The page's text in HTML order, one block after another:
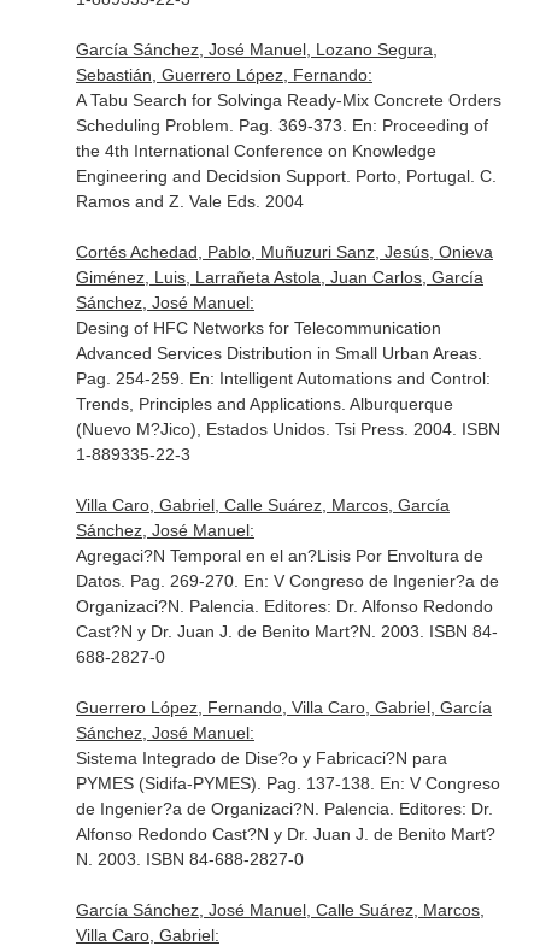
García Sánchez, José Manuel, Lozano Segura,
Sebastián, Guerrero López, Fernando:
A Tabu Search for Solvinga Ready-Mix Concrete Orders
Scheduling Problem. Pag. 369-373. En: Proceeding of
the 4th International Conference on Knowledge
Engineering and Decidsion Support. Porto, Portugal. C.
Ramos and Z. Vale Eds. 2004
Cortés Achedad, Pablo, Muñuzuri Sanz, Jesús, Onieva
Giménez, Luis, Larrañeta Astola, Juan Carlos, García
Sánchez, José Manuel:
Desing of HFC Networks for Telecommunication
Advanced Services Distribution in Small Urban Areas.
Pag. 254-259. En: Intelligent Automations and Control:
Trends, Principles and Applications. Alburquerque
(Nuevo M?Jico), Estados Unidos. Tsi Press. 2004. ISBN
1-889335-22-3
Villa Caro, Gabriel, Calle Suárez, Marcos, García
Sánchez, José Manuel:
Agregaci?N Temporal en el an?Lisis Por Envoltura de
Datos. Pag. 269-270. En: V Congreso de Ingenier?a de
Organizaci?N . Palencia. Editores: Dr. Alfonso Redondo
Cast?N y Dr. Juan J. de Benito Mart?N. 2003. ISBN 84-
688-2827-0
Guerrero López, Fernando, Villa Caro, Gabriel, García
Sánchez, José Manuel:
Sistema Integrado de Dise?o y Fabricaci?N para
PYMES (Sidifa-PYMES). Pag. 137-138. En: V Congreso
de Ingenier?a de Organizaci?N . Palencia. Editores: Dr.
Alfonso Redondo Cast?N y Dr. Juan J. de Benito Mart?
N. 2003. ISBN 84-688-2827-0
García Sánchez, José Manuel, Calle Suárez, Marcos,
Villa Caro, Gabriel: